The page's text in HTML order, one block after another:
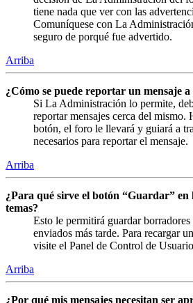
tiene nada que ver con las
Comuníquese con La
seguro de porqué fue advertido.
Arriba
¿Cómo se puede reportar un mensaje
Si La Administración lo permite,
reportar mensajes cerca del mismo.
botón, el foro le llevará y guiará a
necesarios para reportar el mensaje.
Arriba
¿Para qué sirve el botón “Guardar” en
temas?
Esto le permitirá guardar
enviados más tarde. Para recargar
visite el Panel de Control de
Arriba
¿Por qué mis mensajes necesitan ser